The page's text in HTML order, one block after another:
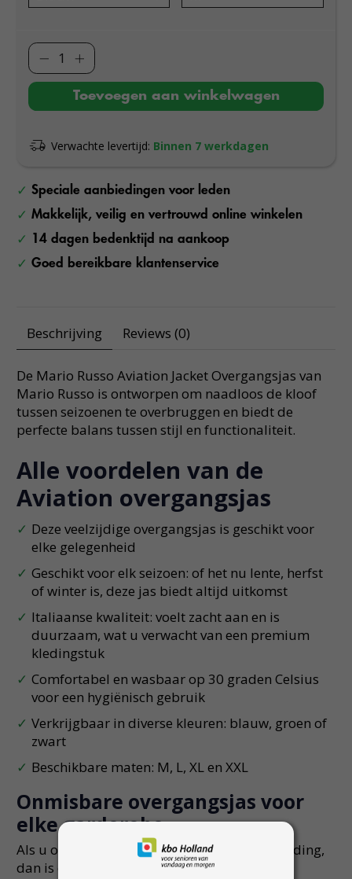
Toevoegen aan winkelwagen
Verwachte levertijd: Binnen 7 werkdagen
Speciale aanbiedingen voor leden
Makkelijk, veilig en vertrouwd online winkelen
14 dagen bedenktijd na aankoop
Goed bereikbare klantenservice
Beschrijving Reviews (0)
De Mario Russo Aviation Jacket Overgangsjas van
Mario Russo is ontworpen om naadloos de kloof
tussen seizoenen te overbruggen en biedt de
perfecte balans tussen stijl en functionaliteit.
Alle voordelen van de
Aviation overgangsjas
Deze veelzijdige overgangsjas is geschikt voor
elke gelegenheid
Geschikt voor elk seizoen: of het nu lente, herfst
of winter is, deze jas biedt altijd uitkomst
Italiaanse kwaliteit: voelt zacht aan en is
duurzaam, wat u verwacht van een premium
kledingstuk
Comfortabel en wasbaar op 30 graden Celsius
voor een hygiënisch gebruik
Verkrijgbaar in diverse kleuren: blauw, groen of
zwart
Beschikbare maten: M, L, XL en XXL
Onmisbare overgangsjas voor
elke garderobe
Als u op zoek bent naar veelzijdige buitenkleding,
dan is een comfortabele overgangsjas een